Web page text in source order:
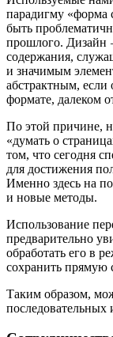
парадигму «форма
быть
прошлого. Дизайн
содержания,
и значимым
абстрактным,
формате, далеком
По этой причине,
«думать о
том, что сегодня
для достижения
Именно здесь на
и новые методы.
Использование
предварительно
обработать его в
сохранить прямую
Таким образом,